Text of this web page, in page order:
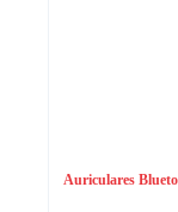
Auriculares